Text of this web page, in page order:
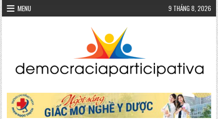
Skip
to
content
MENU 9 THÁNG 8, 2026